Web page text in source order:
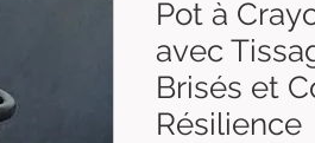
Pot à
avec
Brisés et
Résilience